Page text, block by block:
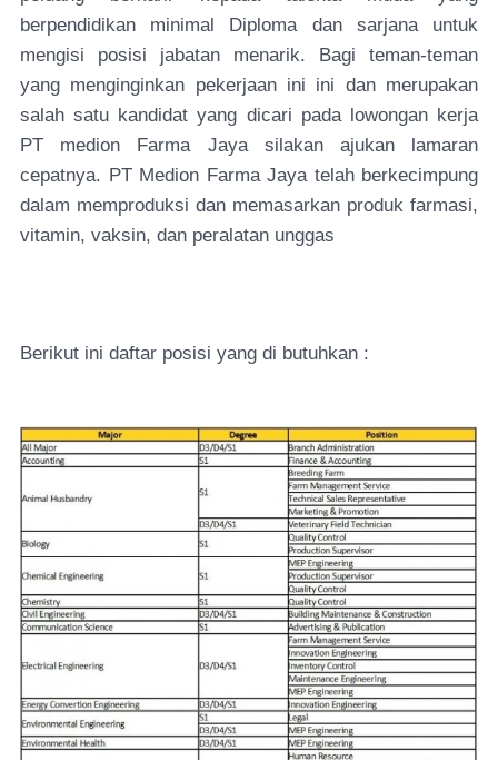
berpendidikan minimal Diploma dan sarjana untuk
mengisi posisi jabatan menarik. Bagi teman-teman
yang menginginkan pekerjaan ini ini dan merupakan
salah satu kandidat yang dicari pada lowongan kerja
PT medion Farma Jaya silakan ajukan lamaran
cepatnya. PT Medion Farma Jaya telah berkecimpung
dalam memproduksi dan memasarkan produk farmasi,
vitamin, vaksin, dan peralatan unggas
Berikut ini daftar posisi yang di butuhkan :